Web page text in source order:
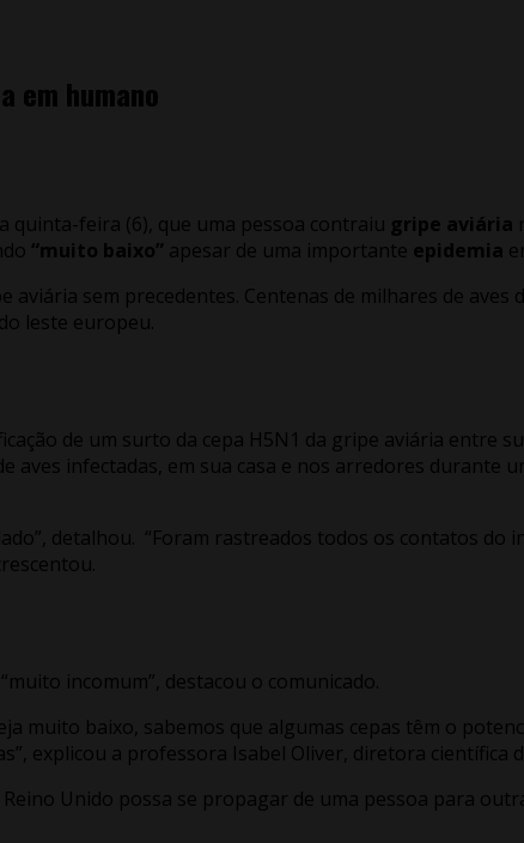
em humano
quinta-feira (6), que uma pessoa contraiu gripe aviária
“muito baixo” apesar de uma importante epidemia
sem precedentes. Centenas de milhares de aves
leste europeu.
de um surto da cepa H5N1 da gripe aviária entre
infectadas, em sua casa e nos arredores durante
detalhou. “Foram rastreados todos os contatos do
incomum”, destacou o comunicado.
muito baixo, sabemos que algumas cepas têm o
explicou a professora Isabel Oliver, diretora científica
Unido possa se propagar de uma pessoa para